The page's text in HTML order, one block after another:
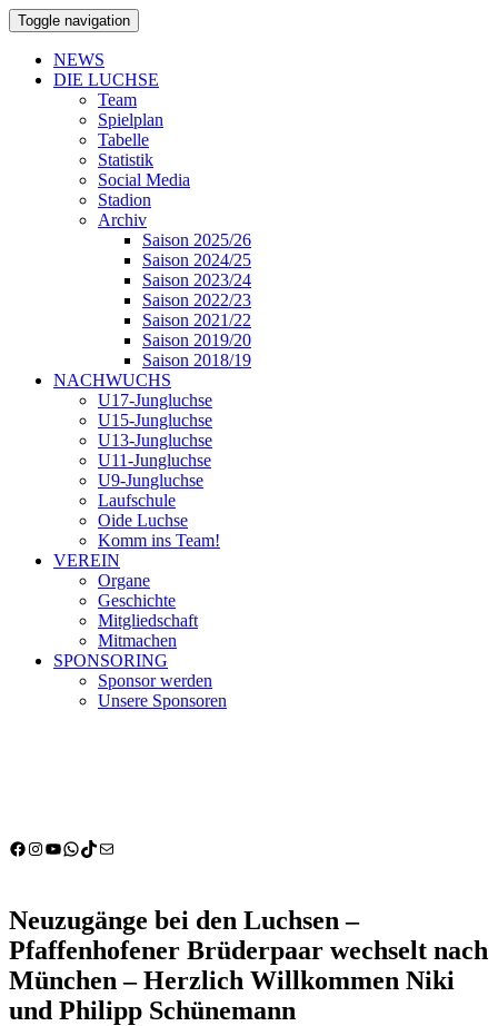
Toggle navigation
NEWS
DIE LUCHSE
Team
Spielplan
Tabelle
Statistik
Social Media
Stadion
Archiv
Saison 2025/26
Saison 2024/25
Saison 2023/24
Saison 2022/23
Saison 2021/22
Saison 2019/20
Saison 2018/19
NACHWUCHS
U17-Jungluchse
U15-Jungluchse
U13-Jungluchse
U11-Jungluchse
U9-Jungluchse
Laufschule
Oide Luchse
Komm ins Team!
VEREIN
Organe
Geschichte
Mitgliedschaft
Mitmachen
SPONSORING
Sponsor werden
Unsere Sponsoren
Facebook
Instagram
YouTube
WhatsApp
TikTok
E-Mail
Neuzugänge bei den Luchsen –
Pfaffenhofener Brüderpaar wechselt nach
München – Herzlich Willkommen Niki
und Philipp Schünemann